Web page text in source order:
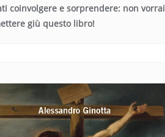
coinvolgere e sorprendere: non vorrai
giù questo libro!